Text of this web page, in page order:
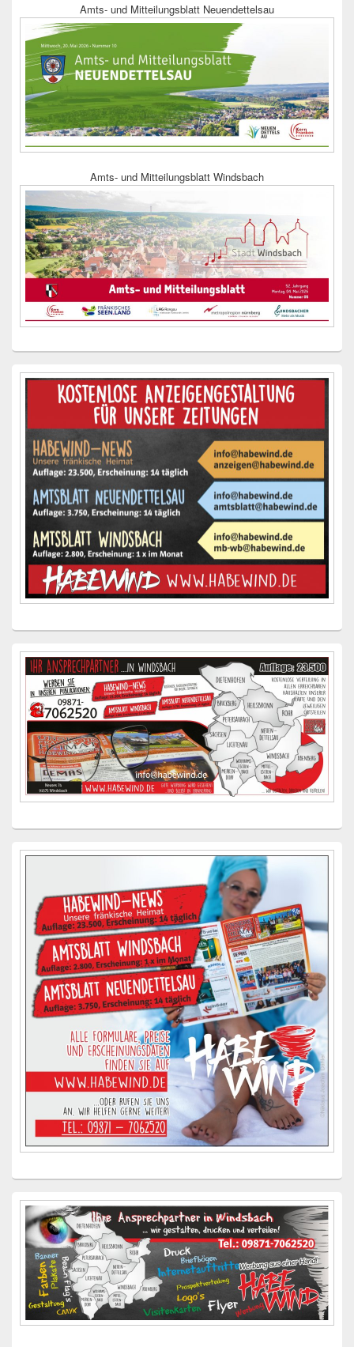
Amts- und Mitteilungsblatt Neuendettelsau
Amts- und Mitteilungsblatt Windsbach